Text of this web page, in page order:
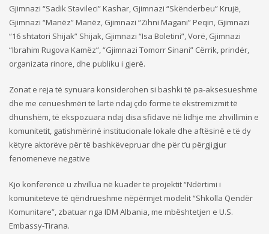
Gjimnazi “Sadik Stavileci” Kashar, Gjimnazi “Skënderbeu” Krujë,
Gjimnazi “Manëz” Manëz, Gjimnazi “Zihni Magani” Peqin, Gjimnazi
“16 shtatori Shijak” Shijak, Gjimnazi “Isa Boletini”, Vorë, Gjimnazi
“Ibrahim Rugova Kamëz”, “Gjimnazi Tomorr Sinani” Cërrik, prindër,
organizata rinore, dhe publiku i gjerë.
Zonat e reja të synuara konsiderohen si bashki të pa-aksesueshme
dhe me cenueshmëri të lartë ndaj çdo forme të ekstremizmit të
dhunshëm, të ekspozuara ndaj disa sfidave në lidhje me zhvillimin e
komunitetit, gatishmërinë institucionale lokale dhe aftësinë e të dy
këtyre aktorëve për të bashkëvepruar dhe për t’u përgjigjur
fenomeneve negative
Kjo konferencë u zhvillua në kuadër të projektit “Ndërtimi i
komuniteteve të qëndrueshme nëpërmjet modelit “Shkolla Qendër
Komunitare”, zbatuar nga IDM Albania, me mbështetjen e U.S.
Embassy-Tirana.